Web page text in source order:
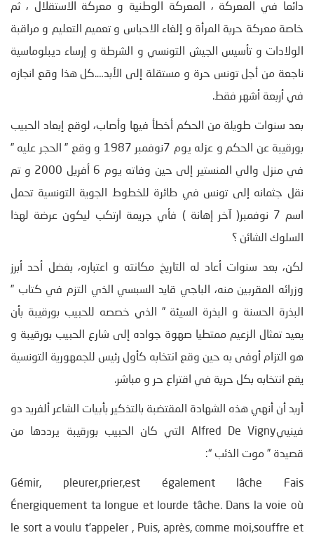
دائما في المعركة ، المعركة الوطنية و معركة الاستقلال ، ثم
خاصة معركة حرية المرأة و إلغاء الاحباس و تعميم التعليم و مراقبة
الولادات و تأسيس الجيش التونسي و الشرطة و إرساء ديبلوماسية
ناجعة من أجل تونس حرة و مستقلة إلى الأبد….كل هذا وقع انجازه
في أربعة أشهر فقط.
بعد سنوات طويلة من الحكم أخطأ فيها وأصاب، لوقع إبعاد الحبيب
بورقيبة عن الحكم و عزله يوم 7نوفمبر 1987 و وقع ” الحجر عليه ”
في منزل والي المنستير إلى حين وفاته يوم 6 أفريل 2000 و تم
نقل جثمانه إلى تونس في طائرة للخطوط الجوية التونسية تحمل
اسم 7 نوفمبر( آخر إهانة ) فأي جريمة ارتكب ليكون عرضة لهذا
السلوك الشائن ؟
لكن، بعد سنوات أعاد له التاريخ مكانته و اعتباره، بفضل أحد أبرز
وزرائه المقربين منه، الباجي قايد السبسي الذي التزم في كتاب ”
البذرة الحسنة و البذرة السيئة ” الذي خصصه للحبيب بورقيبة بأن
يعيد تمثال الزعيم ممتطيا صهوة جواده إلى شارع الحبيب بورقيبة و
هو التزام أوفى به حين وقع انتخابه كأول رئيس للجمهورية التونسية
يقع انتخابه بكل حرية في اقتراع حر و مباشر.
أريد أن أنهي هذه الشهادة المقتضبة بالتذكير بأبيات الشاعر ألفريد دو
فينييAlfred De Vigny التي كان الحبيب بورقيبة يرددها من
قصيدة ” موت الذئب “:
Gémir, pleurer,prier,est également lâche Fais
Énergiquement ta longue et lourde tâche. Dans la voie où
le sort a voulu t’appeler , Puis, après, comme moi,souffre et